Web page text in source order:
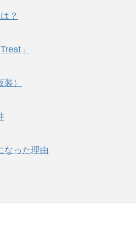
？
」
）
なった理由